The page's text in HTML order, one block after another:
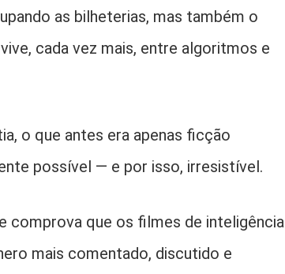
as bilheterias, mas também o
cada vez mais, entre algoritmos e
o que antes era apenas ficção
possível — e por isso, irresistível.
comprova que os filmes de inteligência
mais comentado, discutido e